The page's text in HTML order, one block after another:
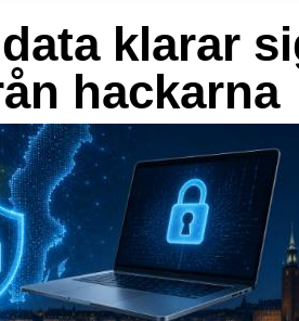
klarar
hackarna